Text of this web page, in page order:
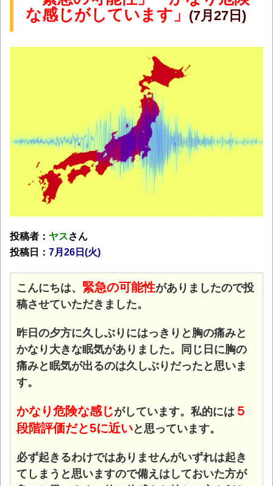
な感じがしています」 (7月27日)
投稿者： ヤスさん
投稿日： 7月26 日(火)
こんにちは、 緊急の可能性がありましたので投
稿させていただきました。
昨日の夕方に久しぶりにはっきりと胸の痛みと
かなり大きな眠気がありました。同じ日に胸の
痛みと眠気が出るのは久しぶりだったと思いま
す。
かなり危険な感じがしています。私的には ５
段階評価だと5に近いと思っています。
必ず起きるわけではありませんがいずれは起き
てしまうと思いますので備えはしておいた方が